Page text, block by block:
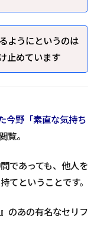
ようにというのは
止めています
今野「素直な気持ち
覧。
であっても、他人を
てということです。
のあの有名なセリフ